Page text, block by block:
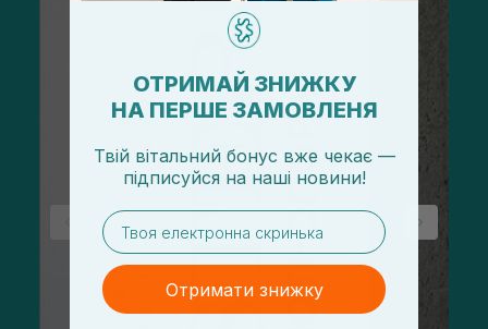
ОТРИМАЙ ЗНИЖКУ
НА ПЕРШЕ ЗАМОВЛЕНЯ
Твій вітальний бонус вже чекає —
підписуйся на наші новини!
email
Отримати знижку